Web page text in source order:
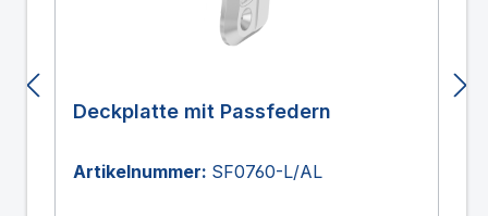
Deckplatte mit Passfedern
Artikelnummer: SF0760-L/AL